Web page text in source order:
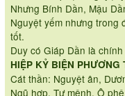
Nhưng Bính Dần, Mậu
Nguyệt yếm nhưng trong
tốt.
Duy có Giáp Dần là
HIỆP KỶ BIỆN PHƯƠNG
Cát thần: Nguyệt ân,
Ngũ hợp, Tư mệnh, Ô